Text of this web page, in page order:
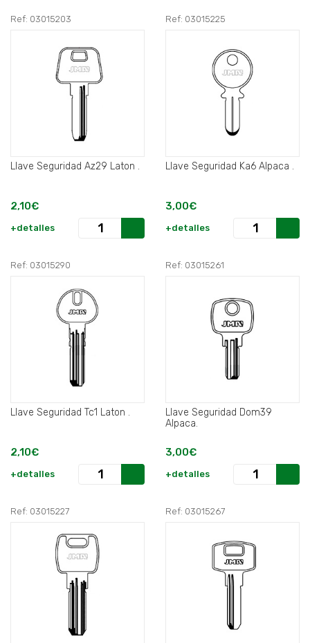
Ref: 03015203
Llave Seguridad Az29 Laton .
2,10€
+detalles
Ref: 03015225
Llave Seguridad Ka6 Alpaca .
3,00€
+detalles
Ref: 03015290
Llave Seguridad Tc1 Laton .
2,10€
+detalles
Ref: 03015261
Llave Seguridad Dom39
Alpaca.
3,00€
+detalles
Ref: 03015227 Ref: 03015267